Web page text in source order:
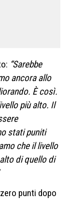
“Sarebbe
ancora allo
È così.
più alto. Il
stati puniti
che il livello
di quello di
punti dopo